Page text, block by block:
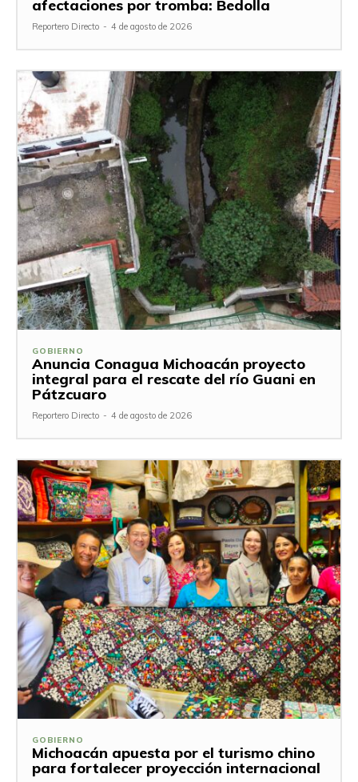
afectaciones por tromba: Bedolla
Reportero Directo - 4 de agosto de 2026
GOBIERNO
Anuncia Conagua Michoacán proyecto
integral para el rescate del río Guani en
Pátzcuaro
Reportero Directo - 4 de agosto de 2026
GOBIERNO
Michoacán apuesta por el turismo chino
para fortalecer proyección internacional